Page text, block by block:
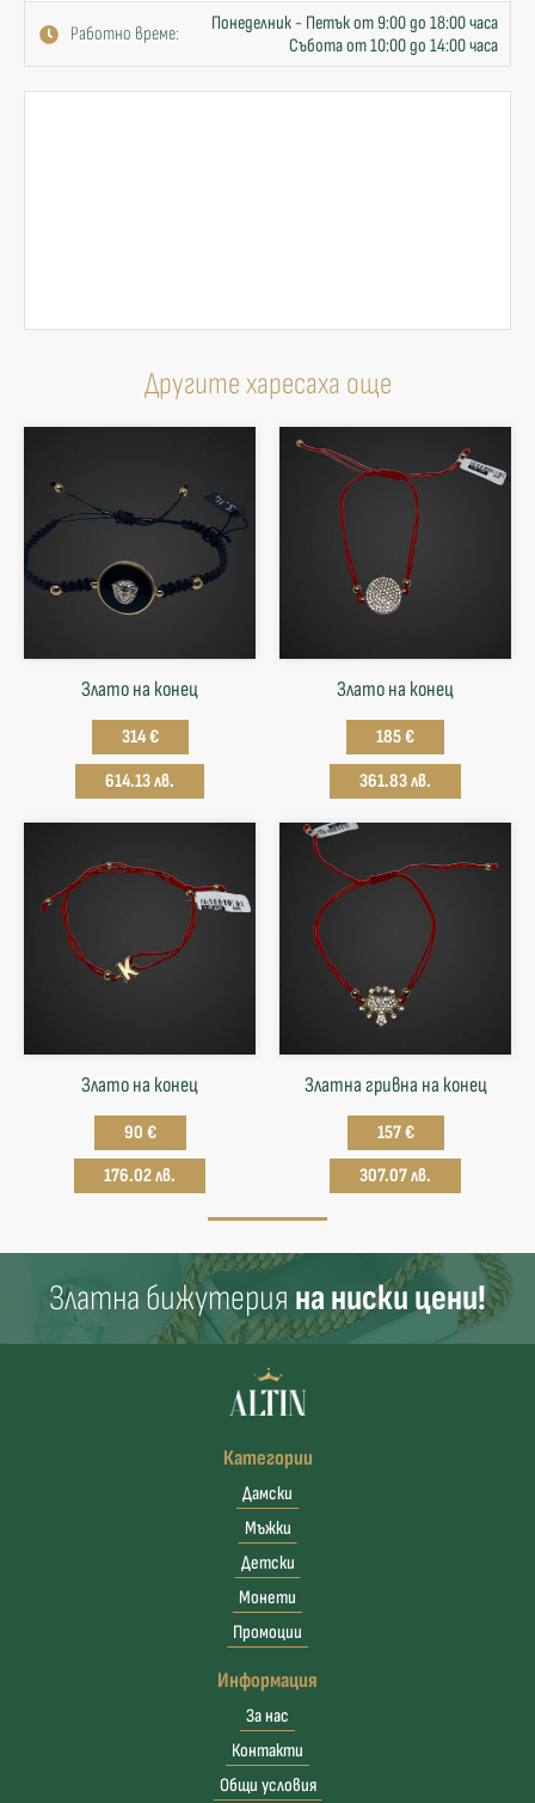
Работно време:
Понеделник - Петък от 9:00 до 18:00 часа
Събота от 10:00 до 14:00 часа
Другите харесаха още
Злато на конец
314 €
614.13 лв.
Злато на конец
185 €
361.83 лв.
Злато на конец
90 €
176.02 лв.
Златна гривна на конец
157 €
307.07 лв.
Златна бижутерия на ниски цени!
Категории
Дамски
Мъжки
Детски
Монети
Промоции
Информация
За нас
Контакти
Общи условия